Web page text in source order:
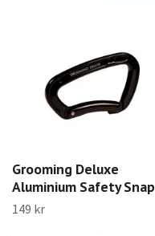
Grooming Deluxe
Aluminium Safety Snap
149 kr